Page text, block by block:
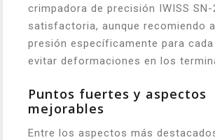
crimpadora de precisión IWISS
satisfactoria, aunque recomiendo
presión específicamente para
evitar deformaciones en los
Puntos fuertes y aspectos
mejorables
Entre los aspectos más